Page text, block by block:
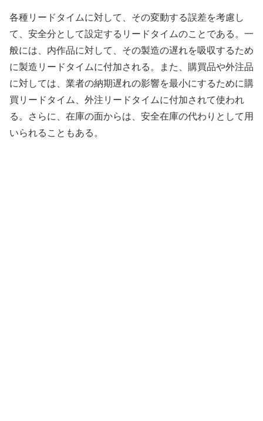
各種リードタイムに対して、その変動する誤差を考慮し
て、安全分として設定するリードタイムのことである。一
般には、内作品に対して、その製造の遅れを吸収するため
に製造リードタイムに付加される。また、購買品や外注品
に対しては、業者の納期遅れの影響を最小にするために購
買リードタイム、外注リードタイムに付加されて使われ
る。さらに、在庫の面からは、安全在庫の代わりとして用
いられることもある。